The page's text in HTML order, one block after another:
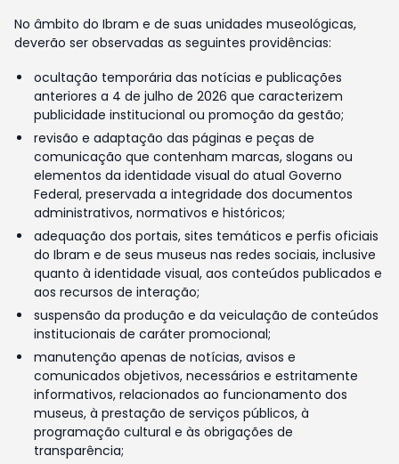
No âmbito do Ibram e de suas unidades museológicas,
deverão ser observadas as seguintes providências:
ocultação temporária das notícias e publicações
anteriores a 4 de julho de 2026 que caracterizem
publicidade institucional ou promoção da gestão;
revisão e adaptação das páginas e peças de
comunicação que contenham marcas, slogans ou
elementos da identidade visual do atual Governo
Federal, preservada a integridade dos documentos
administrativos, normativos e históricos;
adequação dos portais, sites temáticos e perfis oficiais
do Ibram e de seus museus nas redes sociais, inclusive
quanto à identidade visual, aos conteúdos publicados e
aos recursos de interação;
suspensão da produção e da veiculação de conteúdos
institucionais de caráter promocional;
manutenção apenas de notícias, avisos e
comunicados objetivos, necessários e estritamente
informativos, relacionados ao funcionamento dos
museus, à prestação de serviços públicos, à
programação cultural e às obrigações de
transparência;